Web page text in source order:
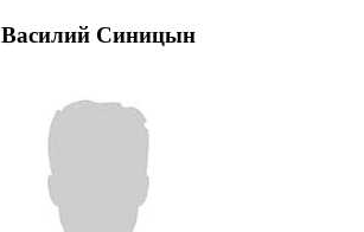
Василий Синицын